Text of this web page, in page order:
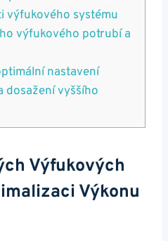
výfukového systému
výfukového potrubí a
nastavení
dosažení vyššího‌
Výfukových
Výkonu